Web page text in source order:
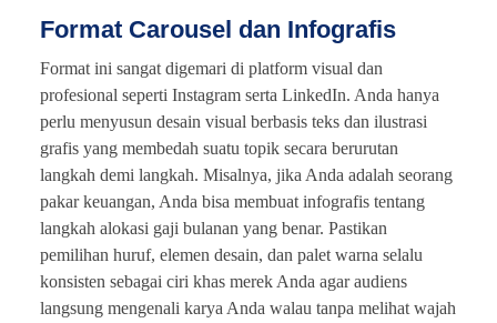
Format Carousel dan Infografis
Format ini sangat digemari di platform visual dan
profesional seperti Instagram serta LinkedIn. Anda hanya
perlu menyusun desain visual berbasis teks dan ilustrasi
grafis yang membedah suatu topik secara berurutan
langkah demi langkah. Misalnya, jika Anda adalah seorang
pakar keuangan, Anda bisa membuat infografis tentang
langkah alokasi gaji bulanan yang benar. Pastikan
pemilihan huruf, elemen desain, dan palet warna selalu
konsisten sebagai ciri khas merek Anda agar audiens
langsung mengenali karya Anda walau tanpa melihat wajah